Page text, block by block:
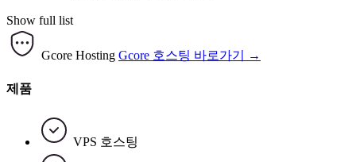
Show full list
Gcore Hosting Gcore 호스팅 바로가기 →
제품
VPS 호스팅